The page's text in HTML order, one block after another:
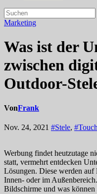
Marketing
Was ist der
zwischen
Outdoor-
VonFrank
Nov. 24, 2021 #Stele,
Werbung findet heutzutage
statt, vermehrt entdecken
Lösungen. Diese werden
Innen- oder im
Bildschirme und was können